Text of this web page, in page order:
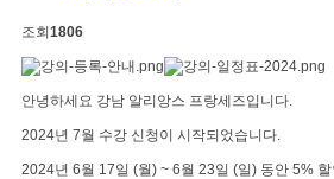
조회1806
안녕하세요 강남 알리앙스 프랑세즈입니다.
​2024년 7월 수강 신청이 시작되었습니다.
2024년 6월 17일 (월) ~ 6월 23일 (일) 동안 5%